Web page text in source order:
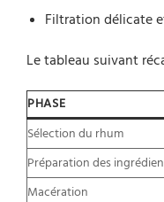
Filtration délicate
Le tableau suivant
PHASE
Sélection du rhum
Préparation des
Macération